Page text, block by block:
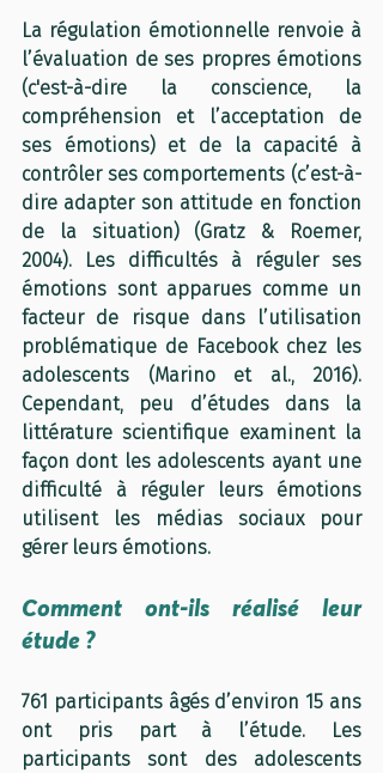
La régulation émotionnelle renvoie à
l’évaluation de ses propres émotions
(c'est-à-dire la conscience, la
compréhension et l’acceptation de
ses émotions) et de la capacité à
contrôler ses comportements (c’est-à-
dire adapter son attitude en fonction
de la situation) (Gratz & Roemer,
2004). Les difficultés à réguler ses
émotions sont apparues comme un
facteur de risque dans l’utilisation
problématique de Facebook chez les
adolescents (Marino et al., 2016).
Cependant, peu d’études dans la
littérature scientifique examinent la
façon dont les adolescents ayant une
difficulté à réguler leurs émotions
utilisent les médias sociaux pour
gérer leurs émotions.
Comment ont-ils réalisé leur
étude ?
761 participants âgés d’environ 15 ans
ont pris part à l’étude. Les
participants sont des adolescents